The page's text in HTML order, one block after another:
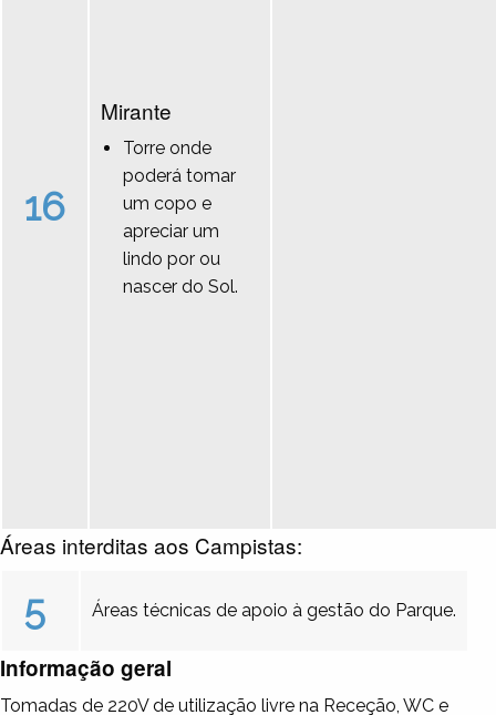
16
Mirante
Torre onde
poderá tomar
um copo e
apreciar um
lindo por ou
nascer do Sol.
Áreas interditas aos Campistas:
5 Áreas técnicas de apoio à gestão do Parque.
Informação geral
Tomadas de 220V de utilização livre na Receção, WC e